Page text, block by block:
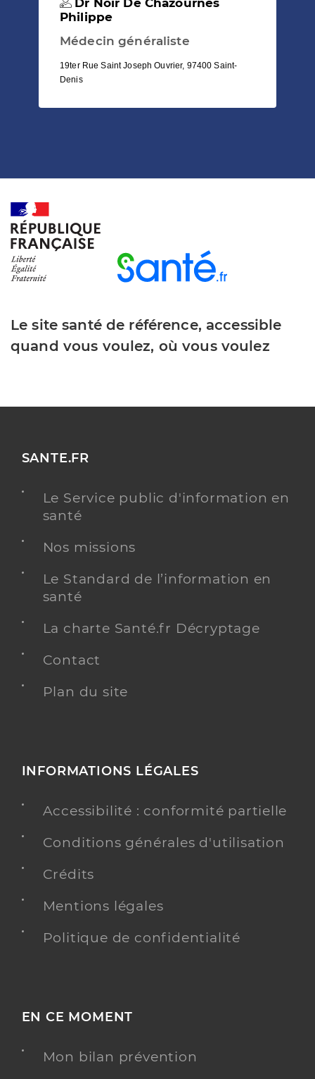
Philippe
Médecin généraliste
19ter Rue Saint Joseph Ouvrier, 97400 Saint-
Denis
Le site santé de référence, accessible
quand vous voulez, où vous voulez
SANTE.FR
Le Service public d'information en
santé
Nos missions
Le Standard de l’information en
santé
La charte Santé.fr Décryptage
Contact
Plan du site
INFORMATIONS LÉGALES
Accessibilité : conformité partielle
Conditions générales d'utilisation
Crédits
Mentions légales
Politique de confidentialité
EN CE MOMENT
Mon bilan prévention